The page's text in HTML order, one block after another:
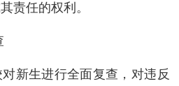
责任的权利。
新生进行全面复查，对违反